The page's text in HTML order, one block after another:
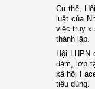
Cụ thể,
luật của
việc truy
thành lập.
Hội LHPN
đàm, lớp
xã hội
tiêu dùng.